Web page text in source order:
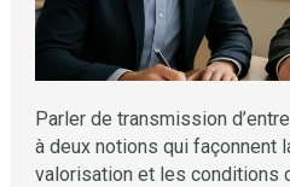
Parler de transmission
à deux notions qui façonnent
valorisation et les conditions